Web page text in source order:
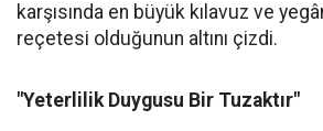
karşısında en büyük kılavuz ve
reçetesi olduğunun altını çizdi.
"Yeterlilik Duygusu Bir Tuzaktır"